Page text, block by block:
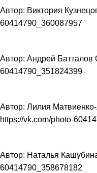
Автор: Виктория
60414790_360087957
Автор: Андрей Батталов
60414790_351824399
Автор: Лилия
https://vk.com/photo-
Автор: Наталья
60414790_358678182